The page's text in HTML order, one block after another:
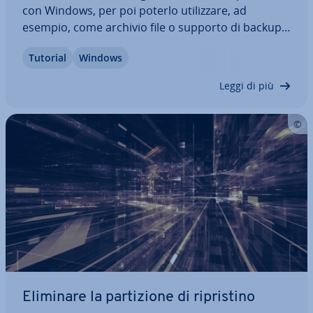
con Windows, per poi poterlo uti­liz­za­re, ad
esempio, come archivio file o supporto di backup.
quanto il sistema operativo mette già a di­spo­si­zio­
Tutorial Windows
Leggi di più
Eliminare la par­ti­zio­ne di ri­pri­sti­no